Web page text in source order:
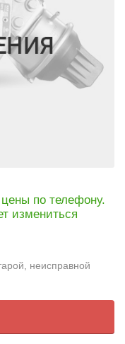
по телефону.
измениться
неисправной